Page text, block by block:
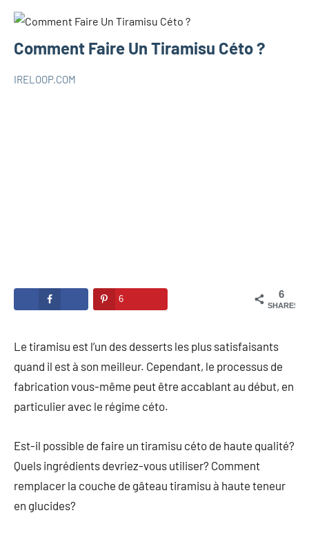
Comment Faire Un Tiramisu Céto ?
IRELOOP.COM
6
SHARES
6
Le tiramisu est l’un des desserts les plus satisfaisants
quand il est à son meilleur. Cependant, le processus de
fabrication vous-même peut être accablant au début, en
particulier avec le régime céto.
Est-il possible de faire un tiramisu céto de haute qualité?
Quels ingrédients devriez-vous utiliser? Comment
remplacer la couche de gâteau tiramisu à haute teneur
en glucides?